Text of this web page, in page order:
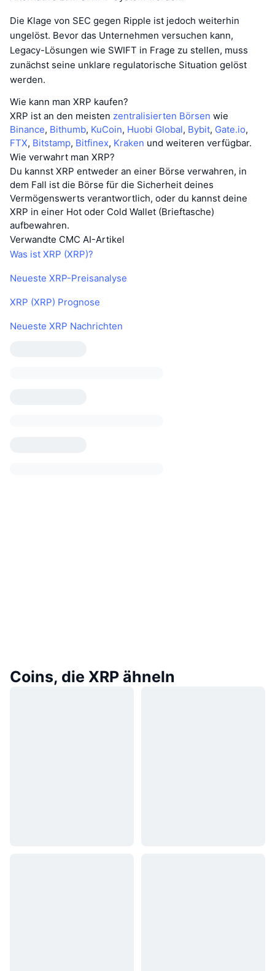
Die Klage von SEC gegen Ripple ist jedoch weiterhin
ungelöst. Bevor das Unternehmen versuchen kann,
Legacy-Lösungen wie SWIFT in Frage zu stellen, muss
zunächst seine unklare regulatorische Situation gelöst
werden.
Wie kann man XRP kaufen?
XRP ist an den meisten zentralisierten Börsen wie
Binance, Bithumb, KuCoin, Huobi Global, Bybit, Gate.io,
FTX, Bitstamp, Bitfinex, Kraken und weiteren verfügbar.
Wie verwahrt man XRP?
Du kannst XRP entweder an einer Börse verwahren, in
dem Fall ist die Börse für die Sicherheit deines
Vermögenswerts verantwortlich, oder du kannst deine
XRP in einer Hot oder Cold Wallet (Brieftasche)
aufbewahren.
Verwandte CMC AI-Artikel
Was ist XRP (XRP)?
Neueste XRP-Preisanalyse
XRP (XRP) Prognose
Neueste XRP Nachrichten
Coins, die XRP ähneln